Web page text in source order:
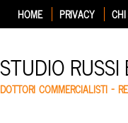
HOME PRIVACY
STUDIO
DOTTORI COMMERCIALISTI –